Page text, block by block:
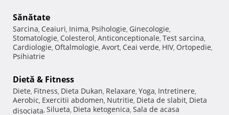
Sănătate
Sarcina, Ceaiuri, Inima, Psihologie, Ginecologie,
Stomatologie, Colesterol, Anticonceptionale, Test sarcina,
Cardiologie, Oftalmologie, Avort, Ceai verde, HIV, Ortopedie,
Psihiatrie
Dietă & Fitness
Diete, Fitness, Dieta Dukan, Relaxare, Yoga, Intretinere,
Aerobic, Exercitii abdomen, Nutritie, Dieta de slabit, Dieta
disociata, Silueta, Dieta ketogenica, Sala de acasa